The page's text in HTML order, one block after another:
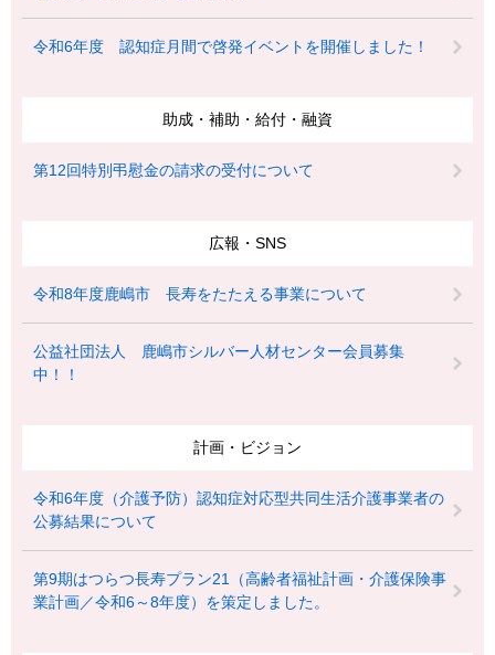
令和6年度 認知症月間で啓発イベントを開催しました！
助成・補助・給付・融資
第12回特別弔慰金の請求の受付について
広報・SNS
令和8年度鹿嶋市 長寿をたたえる事業について
公益社団法人 鹿嶋市シルバー人材センター会員募集
中！！
計画・ビジョン
令和6年度（介護予防）認知症対応型共同生活介護事業者の
公募結果について
第9期はつらつ長寿プラン21（高齢者福祉計画・介護保険事
業計画／令和6～8年度）を策定しました。